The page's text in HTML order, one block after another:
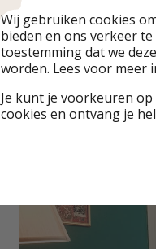
Hier kan je uiteraard
natuurlijk ook je
Wij gebruiken cookies
bieden en ons verkeer
toestemming dat we
worden. Lees voor meer
Je kunt je voorkeuren
cookies en ontvang je